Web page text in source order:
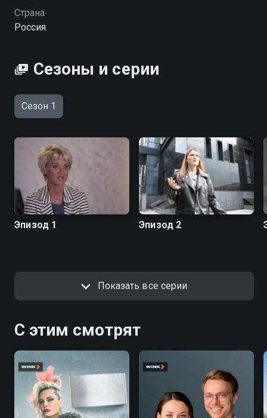
воспоминаниями о детстве в провинции, решении
переехать в Москву, трудностях, которыми их
профессии, и других захватывающих моментах
биографии.
Страна
Россия
Сезоны и серии
Сезон 1
Эпизод 1 Эпизод 2
Показать все серии
С этим смотрят